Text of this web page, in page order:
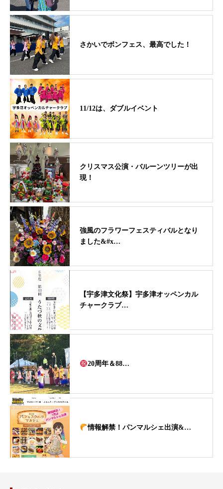
さかいでボンフェス、最高でした！
11/12は、ダブルイベント
クリスマス公演・バルーンツリーが出
現！
強風のフラワーフェスティバルとなり
ました&#x…
【宇多津文化祭】宇多津オッペンカル
チャークラブ…
20周年＆88…
情報解禁！パンマルシェ出演&…